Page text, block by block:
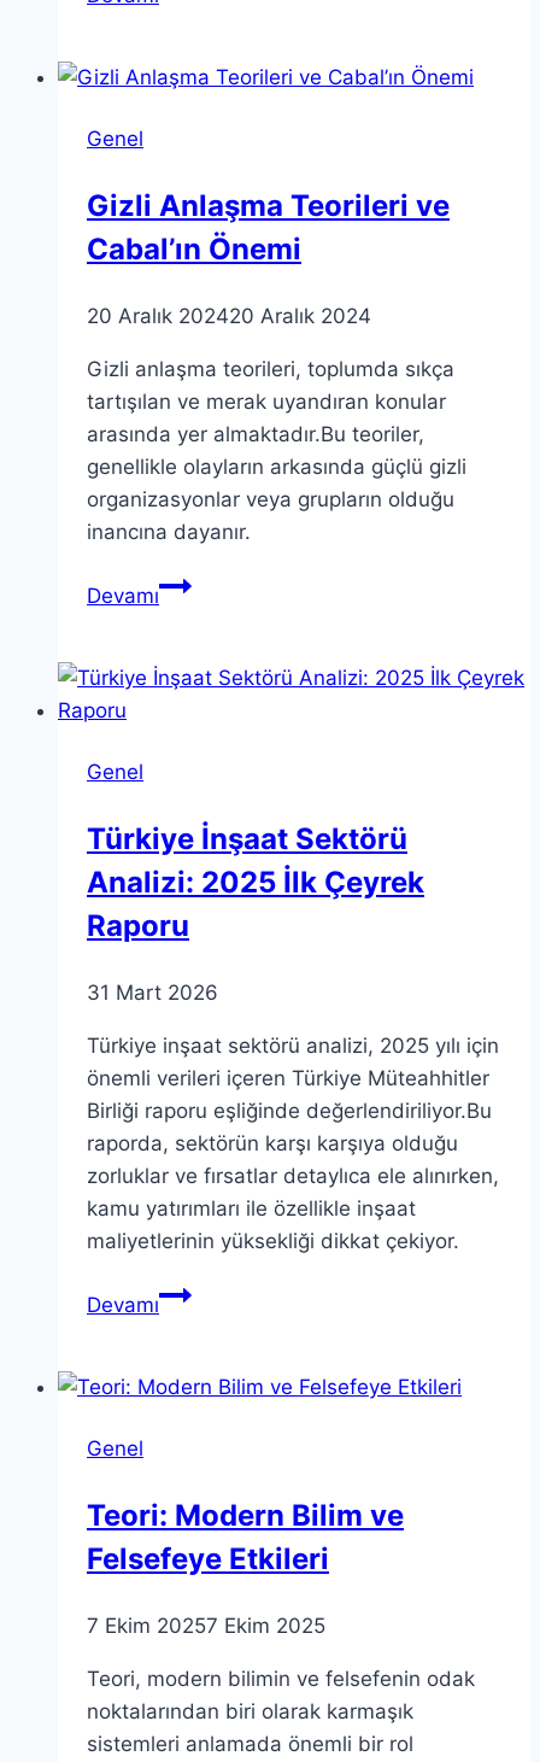
Hedeflerinizi
Genel
Gizli Anlaşma Teorileri ve
Cabal’ın Önemi
20 Aralık 202420 Aralık 2024
Gizli anlaşma teorileri, toplumda sıkça
tartışılan ve merak uyandıran konular
arasında yer almaktadır.Bu teoriler,
genellikle olayların arkasında güçlü gizli
organizasyonlar veya grupların olduğu
inancına dayanır.
DevamıGizli
ve
Genel
Türkiye İnşaat Sektörü
Analizi: 2025 İlk Çeyrek
Raporu
31 Mart 2026
Türkiye inşaat sektörü analizi, 2025 yılı için
önemli verileri içeren Türkiye Müteahhitler
Birliği raporu eşliğinde değerlendiriliyor.Bu
raporda, sektörün karşı karşıya olduğu
zorluklar ve fırsatlar detaylıca ele alınırken,
kamu yatırımları ile özellikle inşaat
maliyetlerinin yüksekliği dikkat çekiyor.
DevamıTürkiye
Analizi:
Raporu
Genel
Teori: Modern Bilim ve
Felsefeye Etkileri
7 Ekim 20257 Ekim 2025
Teori, modern bilimin ve felsefenin odak
noktalarından biri olarak karmaşık
sistemleri anlamada önemli bir rol